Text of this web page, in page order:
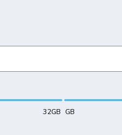
32GB GB